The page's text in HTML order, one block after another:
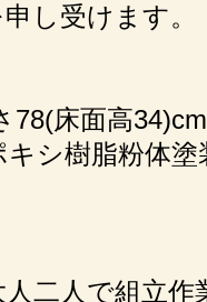
し受けます。
78(床面高34)cm
シ樹脂粉体塗
二人で組立作